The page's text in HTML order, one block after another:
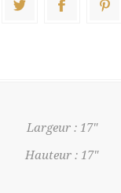
Largeur : 17"
Hauteur : 17"